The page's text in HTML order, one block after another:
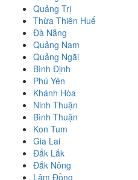
Quảng Trị
Thừa Thiên Huế
Đà Nẵng
Quảng Nam
Quảng Ngãi
Bình Định
Phú Yên
Khánh Hòa
Ninh Thuận
Bình Thuận
Kon Tum
Gia Lai
Đắk Lắk
Đắk Nông
Lâm Đồng